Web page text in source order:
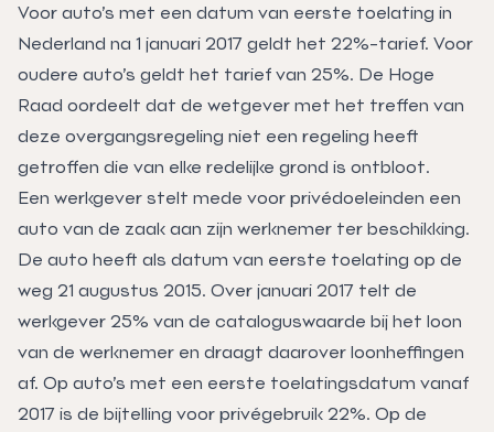
Voor auto’s met een datum van eerste toelating in
Nederland na 1 januari 2017 geldt het 22%-tarief. Voor
oudere auto’s geldt het tarief van 25%. De Hoge
Raad oordeelt dat de wetgever met het treffen van
deze overgangsregeling niet een regeling heeft
getroffen die van elke redelijke grond is ontbloot.
Een werkgever stelt mede voor privédoeleinden een
auto van de zaak aan zijn werknemer ter beschikking.
De auto heeft als datum van eerste toelating op de
weg 21 augustus 2015. Over januari 2017 telt de
werkgever 25% van de cataloguswaarde bij het loon
van de werknemer en draagt daarover loonheffingen
af. Op auto’s met een eerste toelatingsdatum vanaf
2017 is de bijtelling voor privégebruik 22%. Op de